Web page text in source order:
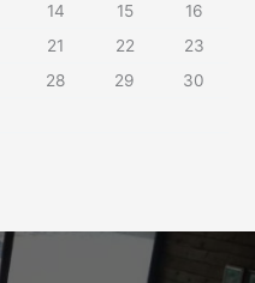
14 15
16
21 22
23
28 29
30